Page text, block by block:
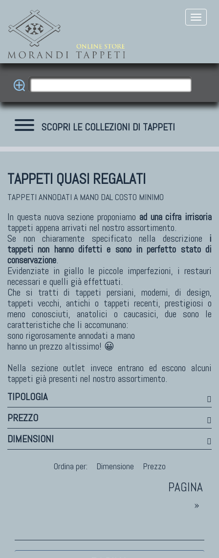
SCOPRI LE COLLEZIONI DI TAPPETI
TAPPETI MODERNI
Tibet Contemporanei
Himalayan
Bhadohi Moderni
Kala Laie
Reloaded
Tappeti Moderni Collezione Morandi
TAPPETI DI DESIGN D'ARTE
Marco Nereo Rotelli
Daniela Marchetti
Chuk Palu
Giorgio Palù
Fabio Morandi
Tappeti Persiani Vecchi
Tappeti Persiani Nuovi
TAPPETI QUASI REGALATI
TAPPETI ANNODATI A MANO DAL COSTO MINIMO
In questa nuova sezione proponiamo ad una cifra irrisoria
tappeti appena arrivati nel nostro assortimento.
Se non chiaramente specificato nella descrizione i
tappeti non hanno difetti e sono in perfetto stato di
conservazione.
Evidenziate in giallo le piccole imperfezioni, i restauri
necessari e quelli già effettuati.
Che si tratti di tappeti persiani, moderni, di design,
tappeti vecchi, antichi o tappeti recenti, prestigiosi o
meno conosciuti, anatolici o caucasici, due sono le
caratteristiche che li accomunano:
sono rigorosamente annodati a mano
hanno un prezzo altissimo! 😀
Nella sezione outlet invece entrano ed escono alcuni
tappeti già presenti nel nostro assortimento.
TIPOLOGIA
PREZZO
DIMENSIONI
Ordina per: Dimensione Prezzo
»